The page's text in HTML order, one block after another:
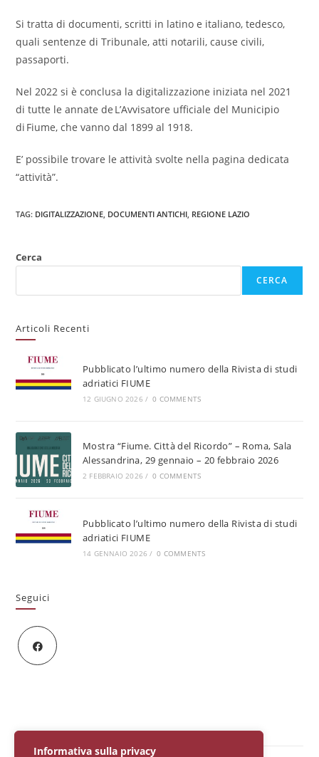
Informativa sulla privacy
Si tratta di documenti, scritti in latino e italiano, tedesco,
quali sentenze di Tribunale, atti notarili, cause civili,
passaporti.
Nel 2022 si è conclusa la digitalizzazione iniziata nel 2021
di tutte le annate de L’Avvisatore ufficiale del Municipio
di Fiume, che vanno dal 1899 al 1918.
E’ possibile trovare le attività svolte nella pagina dedicata
“attività”.
TAG: DIGITALIZZAZIONE, DOCUMENTI ANTICHI, REGIONE LAZIO
Cerca
CERCA
Articoli Recenti
Pubblicato l’ultimo numero della Rivista di studi
adriatici FIUME
12 GIUGNO 2026 / 0 COMMENTS
Mostra “Fiume. Città del Ricordo” – Roma, Sala
Alessandrina, 29 gennaio – 20 febbraio 2026
2 FEBBRAIO 2026 / 0 COMMENTS
Pubblicato l’ultimo numero della Rivista di studi
adriatici FIUME
14 GENNAIO 2026 / 0 COMMENTS
Seguici